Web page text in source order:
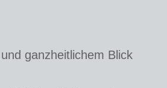
ganzheitlichem Blick